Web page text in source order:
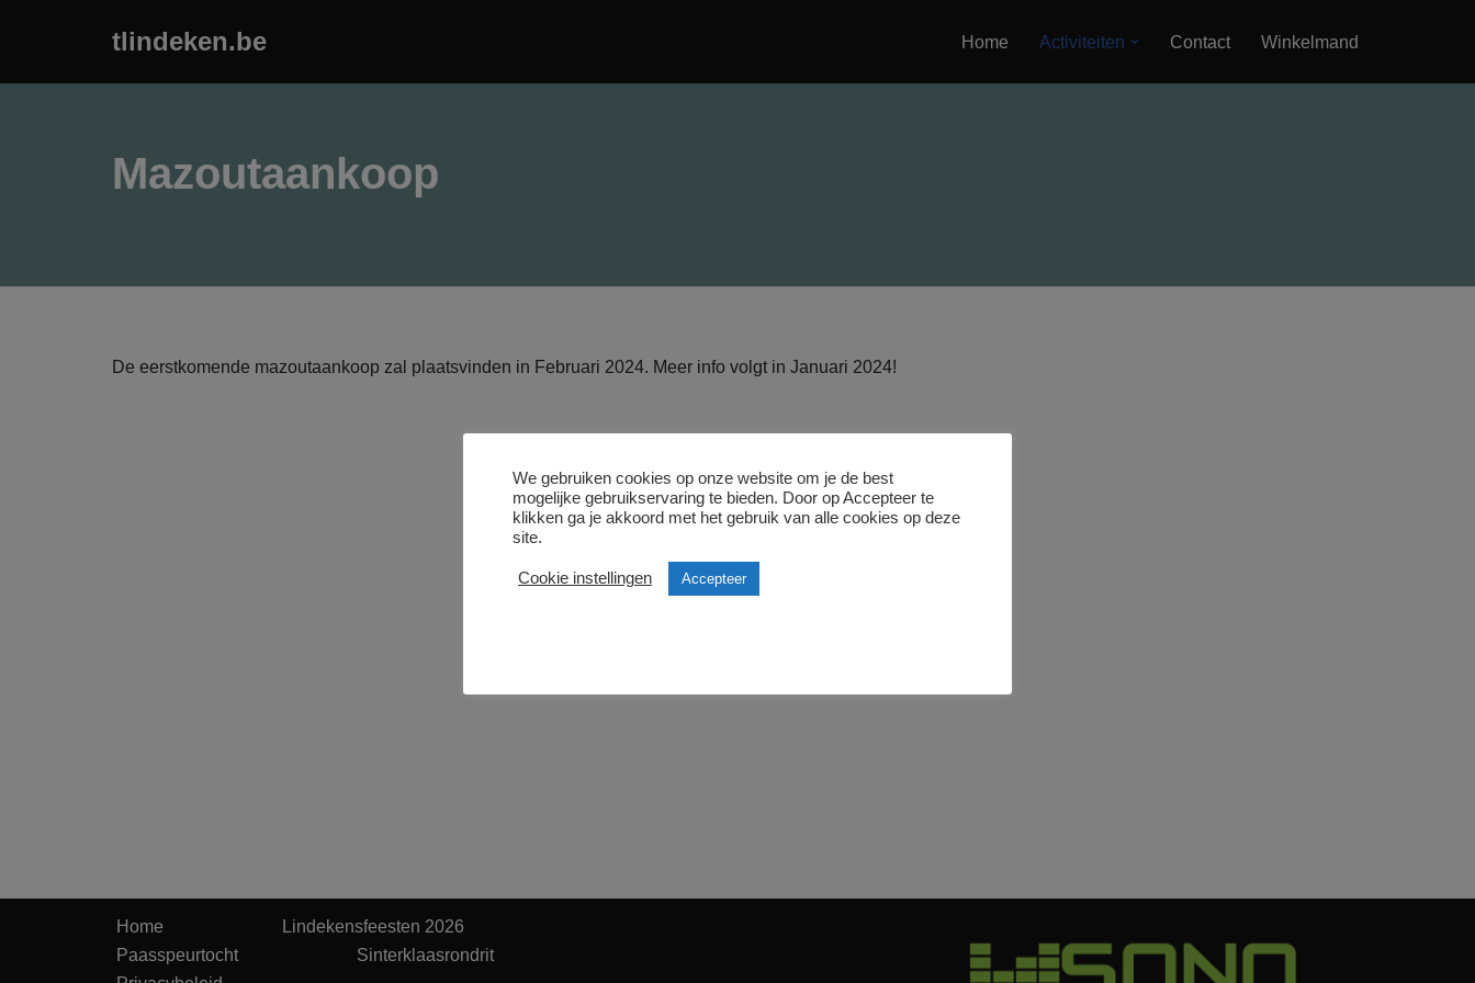
tlindeken.be Home Activiteiten Contact Winkelmand
Mazoutaankoop
De eerstkomende mazoutaankoop zal plaatsvinden in Februari 2024. Meer info volgt in Januari 2024!
Home
Lindekensfeesten 2026
Paasspeurtocht
Sinterklaasrondrit
We gebruiken cookies op onze website om je de best
mogelijke gebruikservaring te bieden. Door op Accepteer te
klikken ga je akkoord met het gebruik van alle cookies op deze
site.
Cookie instellingen Accepteer